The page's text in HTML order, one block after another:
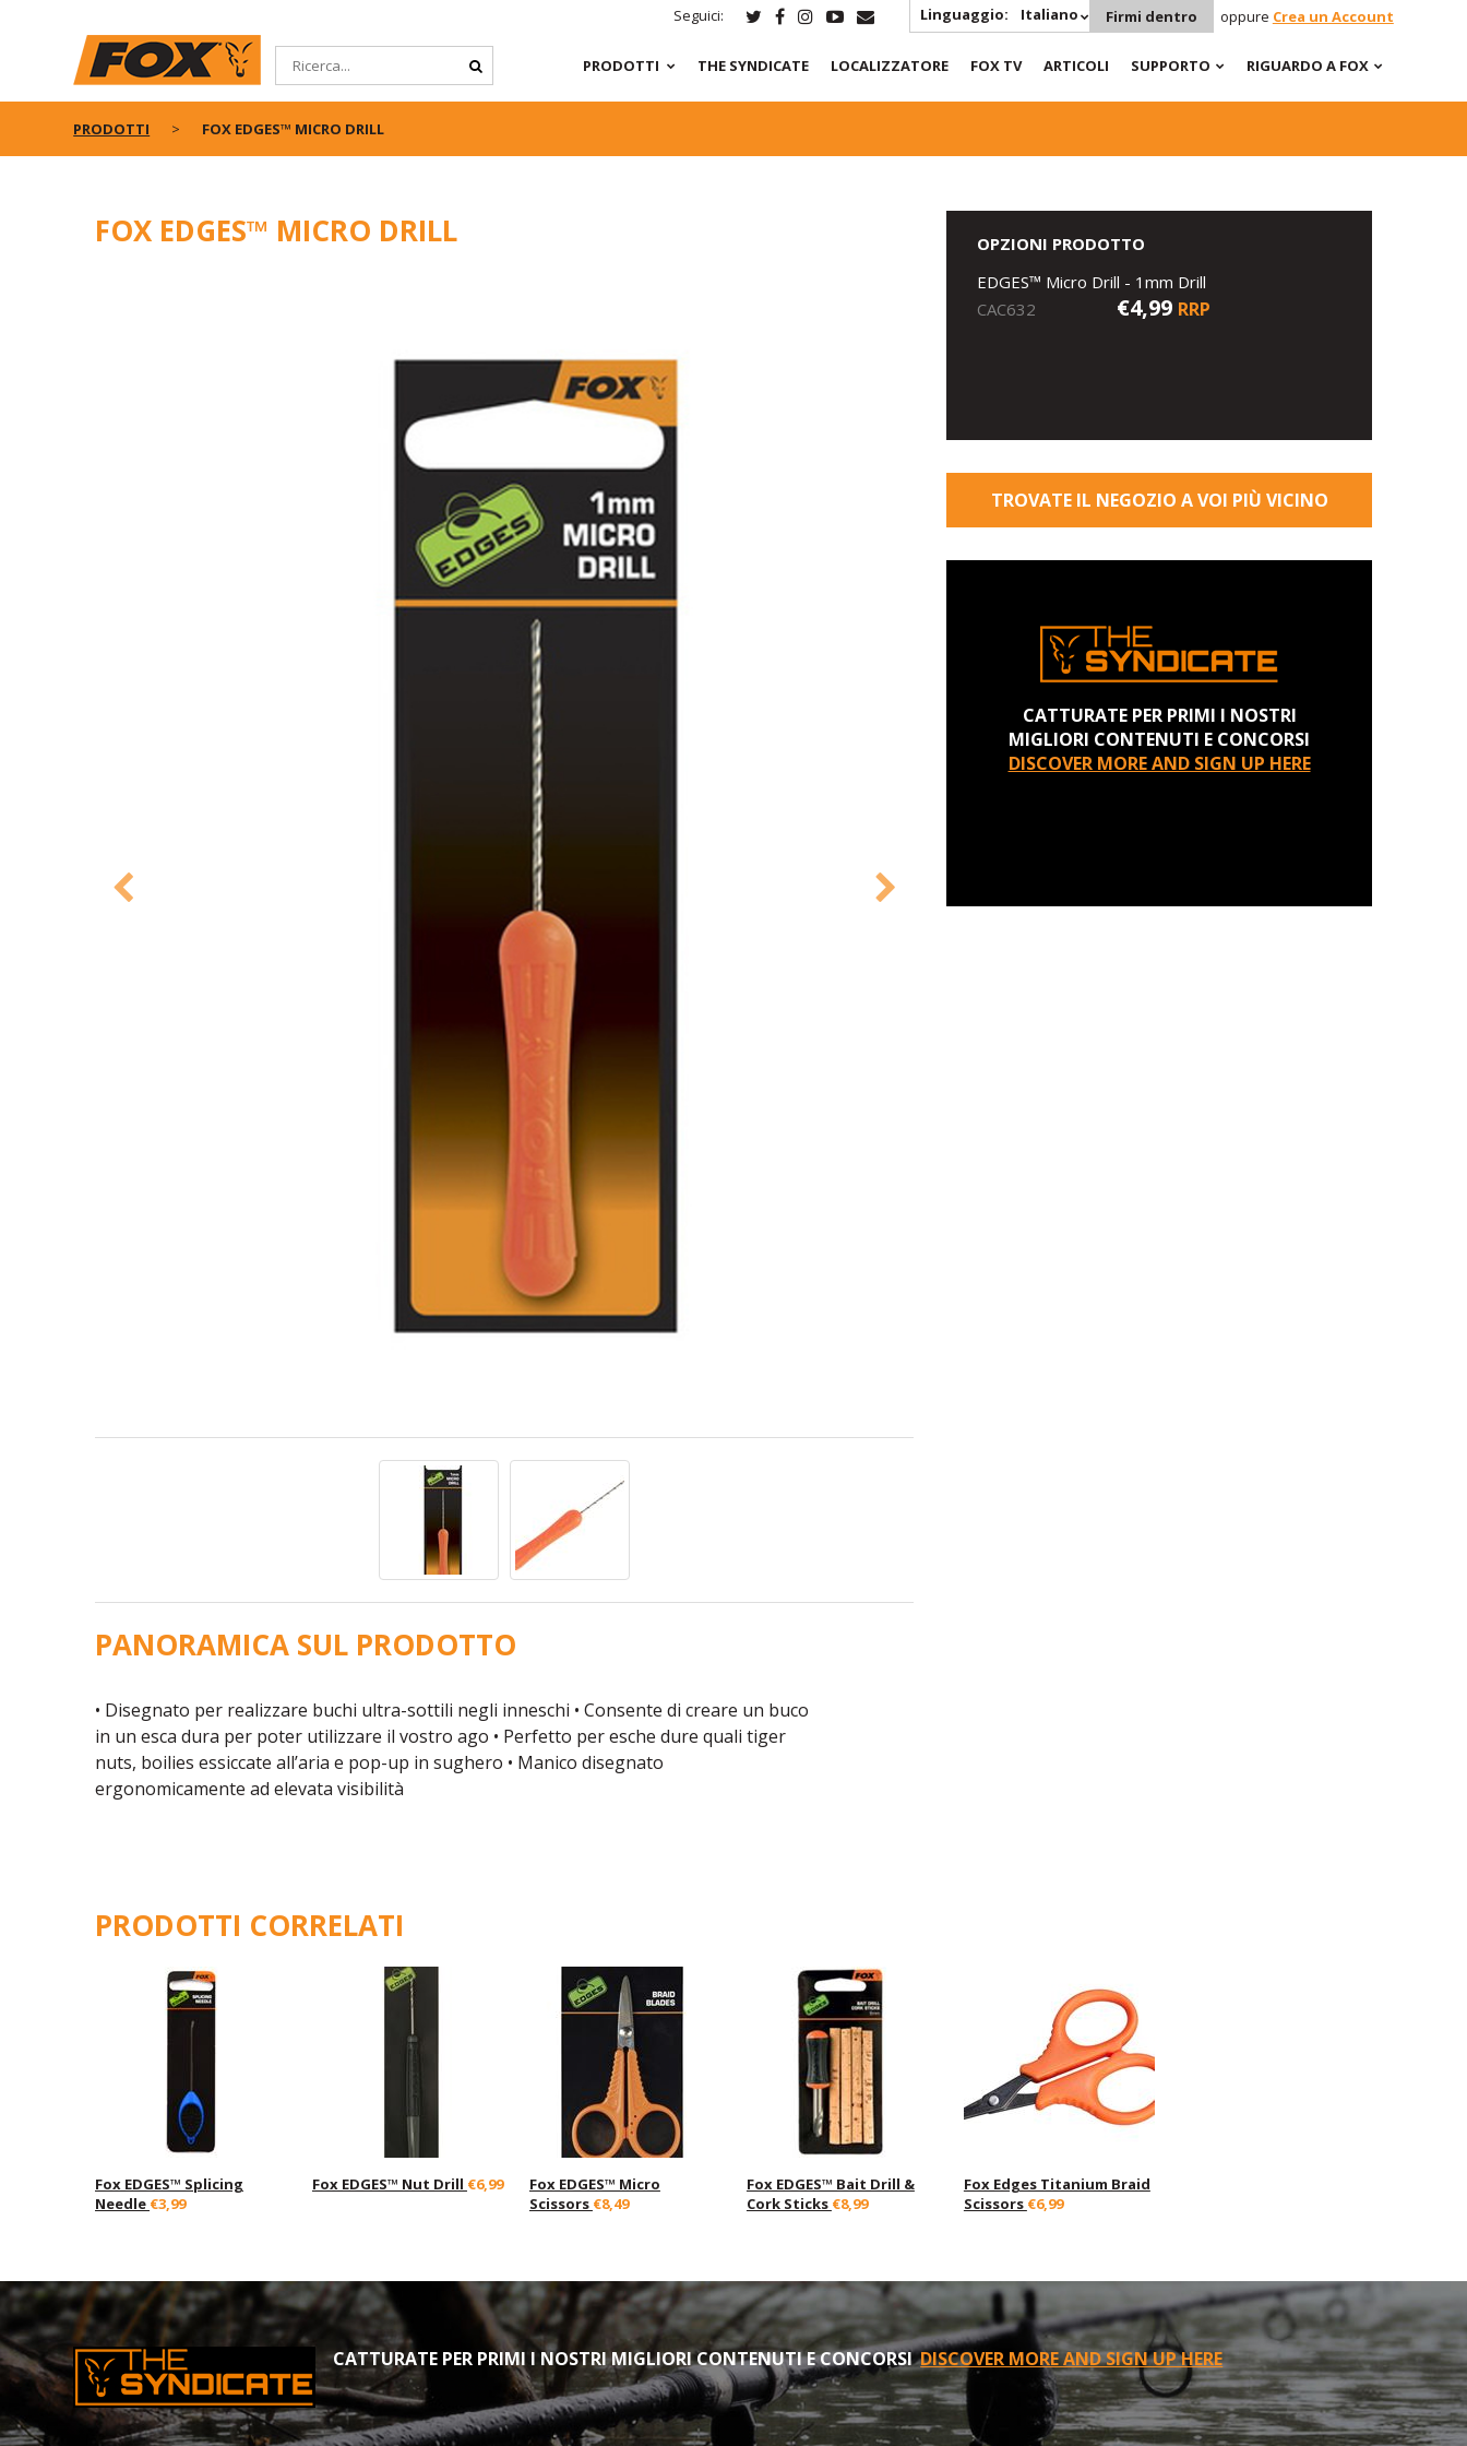
Seguici: Linguaggio: Italiano Firmi dentro oppure Crea un Account
PRODOTTI THE SYNDICATE LOCALIZZATORE FOX TV ARTICOLI SUPPORTO RIGUARDO A FOX
PRODOTTI FOX EDGES™ MICRO DRILL
FOX EDGES™ MICRO DRILL
PANORAMICA SUL PRODOTTO
• Disegnato per realizzare buchi ultra-sottili negli inneschi • Consente di creare un buco
in un esca dura per poter utilizzare il vostro ago • Perfetto per esche dure quali tiger
nuts, boilies essiccate all’aria e pop-up in sughero • Manico disegnato
ergonomicamente ad elevata visibilità
OPZIONI PRODOTTO
EDGES™ Micro Drill - 1mm Drill
CAC632
€4,99 RRP
TROVATE IL NEGOZIO A VOI PIÙ VICINO
CATTURATE PER PRIMI I NOSTRI
MIGLIORI CONTENUTI E CONCORSI
DISCOVER MORE AND SIGN UP HERE
PRODOTTI CORRELATI
Fox EDGES™ Splicing
Needle €3,99
Fox EDGES™ Nut Drill €6,99
Fox EDGES™ Micro
Scissors €8,49
Fox EDGES™ Bait Drill &
Cork Sticks €8,99
Fox Edges Titanium Braid
Scissors €6,99
CATTURATE PER PRIMI I NOSTRI MIGLIORI CONTENUTI E CONCORSIDISCOVER MORE AND SIGN UP HERE